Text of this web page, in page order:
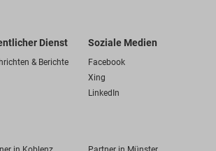
Dienst
& Berichte
Soziale Medien
Facebook
Xing
LinkedIn